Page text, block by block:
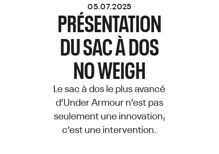
05.07.2025
PRÉSENTATION
DU SAC À DOS
NO WEIGH
Le sac à dos le plus avancé
d’Under Armour n’est pas
seulement une innovation,
c’est une intervention.